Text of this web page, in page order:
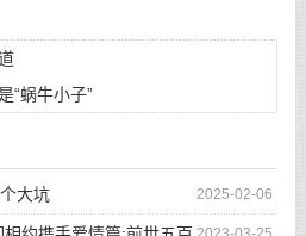
“蜗牛小子”
2025-02-06
大坑